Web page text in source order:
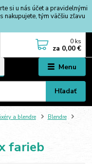
si u nás účet a pravidelnými
nakupujete, tým väčšiu zľavu
Menu
Hľadať
0 ks
za 0,00 €
a blendre
Blendre
farieb